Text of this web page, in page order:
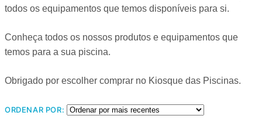
todos os equipamentos que temos disponíveis para si.
Conheça todos os nossos produtos e equipamentos que
temos para a sua piscina.
Obrigado por escolher comprar no Kiosque das Piscinas.
ORDENAR POR: